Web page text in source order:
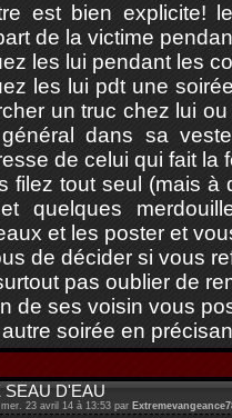
est bien explicite!
de la victime
les lui pendant les
les lui pdt une
un truc chez lui
dans sa
de celui qui fait la
filez tout seul (mais à
quelques
et les poster et
de décider si vous
pas oublier de
de ses voisin vous
soirée en
SEAU D'EAU
23 avril 14 à 13:53 par